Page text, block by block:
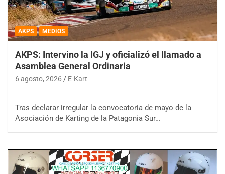
AKPS MEDIOS
AKPS: Intervino la IGJ y oficializó el llamado a
Asamblea General Ordinaria
6 agosto, 2026 E-Kart
Tras declarar irregular la convocatoria de mayo de la
Asociación de Karting de la Patagonia Sur…